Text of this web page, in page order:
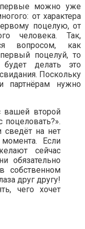
можно уже
от характера
поцелую, от
человека. Так,
вопросом, как
поцелуй, то
делать это
Поскольку
партнёрам нужно
вашей второй
поцеловать?».
сведёт на нет
момента. Если
сейчас
обязательно
собственном
друг другу!
чего хочет